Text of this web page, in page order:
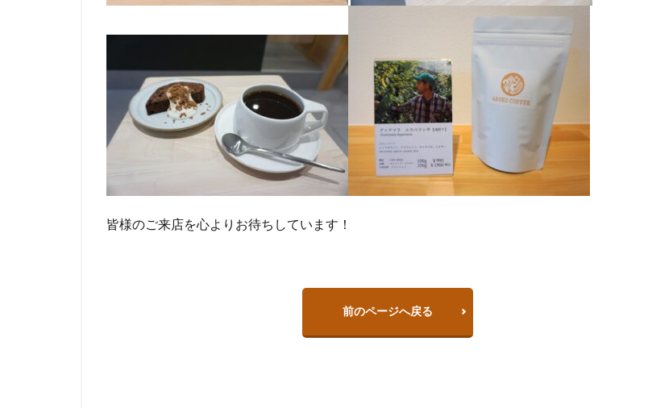
皆様のご来店を心よりお待ちしています！
前のページへ戻る